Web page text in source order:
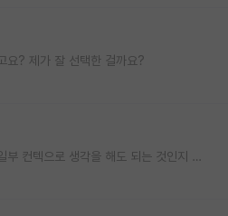
요? 제가 잘 선택한 걸까요?
석사를 안받으시는 건지 아니면 일부 컨텍으로 생각을 해도 되는 것인지 모르겠습니다.